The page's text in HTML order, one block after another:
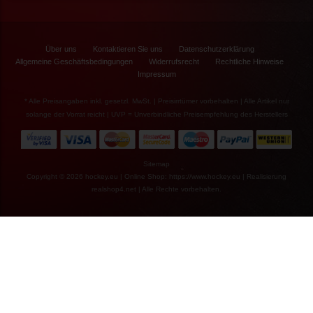
€183,90*
€40,90*
Fila Inline Skate
Über uns Kontaktieren Sie uns
Datenschutzerklärung
Allgemeine Geschäftsbedingungen
Widerrufsrecht
Rechtliche Hinweise
Impressum
* Alle Preisangaben inkl. gesetzl. MwSt. | Preisirrtümer vorbehalten | Alle Artikel nur
solange der Vorrat reicht | UVP = Unverbindliche Preisempfehlung des Herstellers
Sitemap
Copyright © 2026 hockey.eu | Online Shop: https://www.hockey.eu | Realisierung
realshop4.net | Alle Rechte vorbehalten.